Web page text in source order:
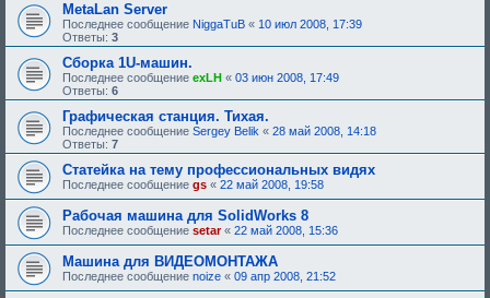
е
и
MetaLan Server
Последнее сообщение NiggaTuB « 10 июл 2008, 17:39
Ответы: 3
Сборка 1U-машин.
Последнее сообщение exLH « 03 июн 2008, 17:49
Ответы: 6
Графическая станция. Тихая.
Последнее сообщение Sergey Belik « 28 май 2008, 14:18
Ответы: 7
Статейка на тему профессиональных видях
Последнее сообщение gs « 22 май 2008, 19:58
Рабочая машина для SolidWorks 8
Последнее сообщение setar« 22 май 2008, 15:36
Машина для ВИДЕОМОНТАЖА
Последнее сообщение noize « 09 апр 2008, 21:52